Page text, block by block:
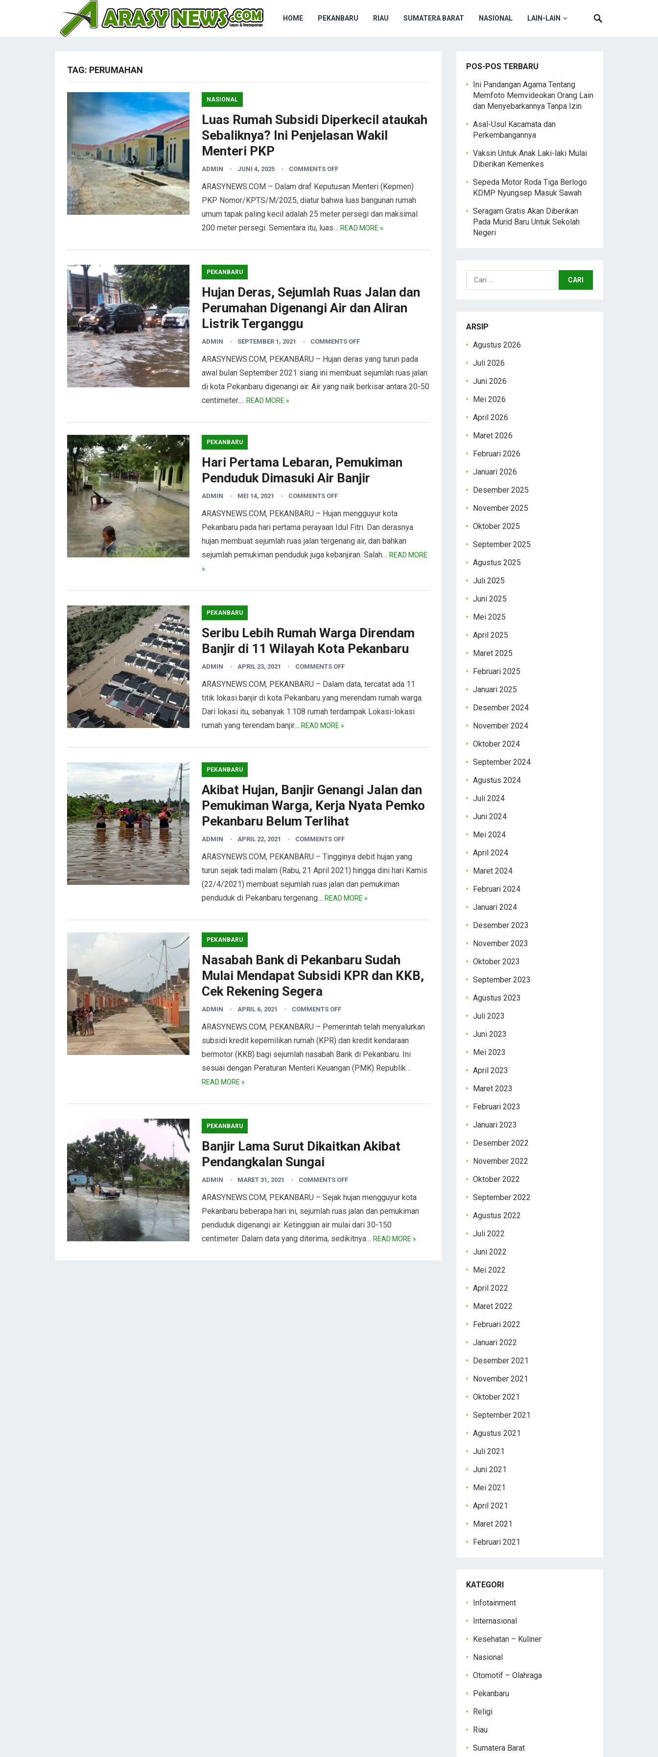
HOME PEKANBARU RIAU SUMATERA BARAT NASIONAL LAIN-LAIN
TAG: PERUMAHAN
NASIONAL
Luas Rumah Subsidi Diperkecil ataukah
Sebaliknya? Ini Penjelasan Wakil
Menteri PKP
ADMIN JUNI 4, 2025 COMMENTS OFF
ARASYNEWS.COM – Dalam draf Keputusan Menteri (Kepmen)
PKP Nomor/KPTS/M/2025, diatur bahwa luas bangunan rumah
umum tapak paling kecil adalah 25 meter persegi dan maksimal
200 meter persegi. Sementara itu, luas… READ MORE »
PEKANBARU
Hujan Deras, Sejumlah Ruas Jalan dan
Perumahan Digenangi Air dan Aliran
Listrik Terganggu
ADMIN SEPTEMBER 1, 2021 COMMENTS OFF
ARASYNEWS.COM, PEKANBARU – Hujan deras yang turun pada
awal bulan September 2021 siang ini membuat sejumlah ruas jalan
di kota Pekanbaru digenangi air. Air yang naik berkisar antara 20-50
centimeter…. READ MORE »
PEKANBARU
Hari Pertama Lebaran, Pemukiman
Penduduk Dimasuki Air Banjir
ADMIN MEI 14, 2021 COMMENTS OFF
ARASYNEWS.COM, PEKANBARU – Hujan mengguyur kota
Pekanbaru pada hari pertama perayaan Idul Fitri. Dan derasnya
hujan membuat sejumlah ruas jalan tergenang air, dan bahkan
sejumlah pemukiman penduduk juga kebanjiran. Salah… READ MORE
»
PEKANBARU
Seribu Lebih Rumah Warga Direndam
Banjir di 11 Wilayah Kota Pekanbaru
ADMIN APRIL 23, 2021 COMMENTS OFF
ARASYNEWS.COM, PEKANBARU – Dalam data, tercatat ada 11
titik lokasi banjir di kota Pekanbaru yang merendam rumah warga.
Dari lokasi itu, sebanyak 1.108 rumah terdampak Lokasi-lokasi
rumah yang terendam banjir… READ MORE »
PEKANBARU
Akibat Hujan, Banjir Genangi Jalan dan
Pemukiman Warga, Kerja Nyata Pemko
Pekanbaru Belum Terlihat
ADMIN APRIL 22, 2021 COMMENTS OFF
ARASYNEWS.COM, PEKANBARU – Tingginya debit hujan yang
turun sejak tadi malam (Rabu, 21 April 2021) hingga dini hari Kamis
(22/4/2021) membuat sejumlah ruas jalan dan pemukiman
penduduk di Pekanbaru tergenang… READ MORE »
PEKANBARU
Nasabah Bank di Pekanbaru Sudah
Mulai Mendapat Subsidi KPR dan KKB,
Cek Rekening Segera
ADMIN APRIL 6, 2021 COMMENTS OFF
ARASYNEWS.COM, PEKANBARU – Pemerintah telah menyalurkan
subsidi kredit kepemilikan rumah (KPR) dan kredit kendaraan
bermotor (KKB) bagi sejumlah nasabah Bank di Pekanbaru. Ini
sesuai dengan Peraturan Menteri Keuangan (PMK) Republik…
READ MORE »
PEKANBARU
Banjir Lama Surut Dikaitkan Akibat
Pendangkalan Sungai
ADMIN MARET 31, 2021 COMMENTS OFF
ARASYNEWS.COM, PEKANBARU – Sejak hujan mengguyur kota
Pekanbaru beberapa hari ini, sejumlah ruas jalan dan pemukiman
penduduk digenangi air. Ketinggian air mulai dari 30-150
centimeter. Dalam data yang diterima, sedikitnya… READ MORE »
POS-POS TERBARU
Ini Pandangan Agama Tentang
Memfoto Memvideokan Orang Lain
dan Menyebarkannya Tanpa Izin
Asal-Usul Kacamata dan
Perkembangannya
Vaksin Untuk Anak Laki-laki Mulai
Diberikan Kemenkes
Sepeda Motor Roda Tiga Berlogo
KDMP Nyungsep Masuk Sawah
Seragam Gratis Akan Diberikan
Pada Murid Baru Untuk Sekolah
Negeri
Cari
untuk:
ARSIP
Agustus 2026
Juli 2026
Juni 2026
Mei 2026
April 2026
Maret 2026
Februari 2026
Januari 2026
Desember 2025
November 2025
Oktober 2025
September 2025
Agustus 2025
Juli 2025
Juni 2025
Mei 2025
April 2025
Maret 2025
Februari 2025
Januari 2025
Desember 2024
November 2024
Oktober 2024
September 2024
Agustus 2024
Juli 2024
Juni 2024
Mei 2024
April 2024
Maret 2024
Februari 2024
Januari 2024
Desember 2023
November 2023
Oktober 2023
September 2023
Agustus 2023
Juli 2023
Juni 2023
Mei 2023
April 2023
Maret 2023
Februari 2023
Januari 2023
Desember 2022
November 2022
Oktober 2022
September 2022
Agustus 2022
Juli 2022
Juni 2022
Mei 2022
April 2022
Maret 2022
Februari 2022
Januari 2022
Desember 2021
November 2021
Oktober 2021
September 2021
Agustus 2021
Juli 2021
Juni 2021
Mei 2021
April 2021
Maret 2021
Februari 2021
KATEGORI
Infotainment
Internasional
Kesehatan – Kuliner
Nasional
Otomotif – Olahraga
Pekanbaru
Religi
Riau
Sumatera Barat